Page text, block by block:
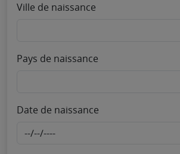
Ville de naissance
Pays de naissance
Date de naissance